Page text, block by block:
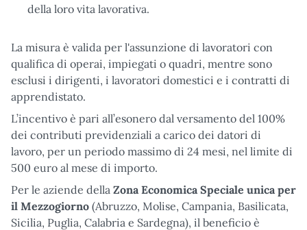
della loro vita lavorativa.
La misura è valida per l'assunzione di lavoratori con
qualifica di operai, impiegati o quadri, mentre sono
esclusi i dirigenti, i lavoratori domestici e i contratti di
apprendistato.
L’incentivo è pari all’esonero dal versamento del 100%
dei contributi previdenziali a carico dei datori di
lavoro, per un periodo massimo di 24 mesi, nel limite di
500 euro al mese di importo.
Per le aziende della Zona Economica Speciale unica per
il Mezzogiorno (Abruzzo, Molise, Campania, Basilicata,
Sicilia, Puglia, Calabria e Sardegna), il beneficio è